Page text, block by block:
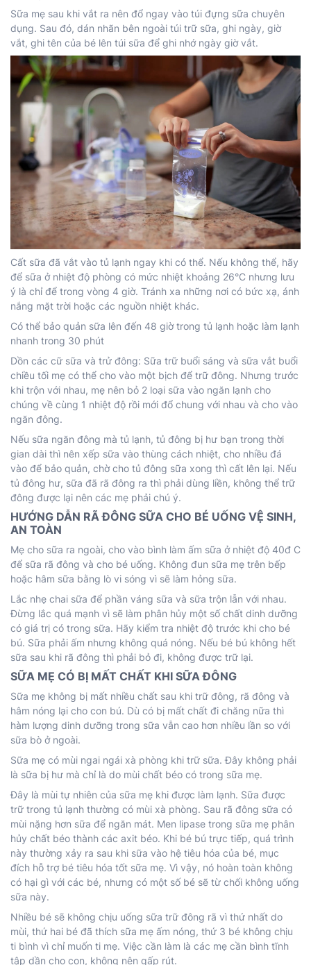
Sữa mẹ sau khi vắt ra nên đổ ngay vào túi đựng sữa chuyên
dụng. Sau đó, dán nhãn bên ngoài túi trữ sữa, ghi ngày, giờ
vắt, ghi tên của bé lên túi sữa để ghi nhớ ngày giờ vắt.
Cất sữa đã vắt vào tủ lạnh ngay khi có thể. Nếu không thể, hãy
để sữa ở nhiệt độ phòng có mức nhiệt khoảng 26°C nhưng lưu
ý là chỉ để trong vòng 4 giờ. Tránh xa những nơi có bức xạ, ánh
nắng mặt trời hoặc các nguồn nhiệt khác.
Có thể bảo quản sữa lên đến 48 giờ trong tủ lạnh hoặc làm lạnh
nhanh trong 30 phút
Dồn các cữ sữa và trử đông: Sữa trữ buổi sáng và sữa vắt buổi
chiều tối mẹ có thể cho vào một bịch để trữ đông. Nhưng trước
khi trộn với nhau, mẹ nên bỏ 2 loại sữa vào ngăn lạnh cho
chúng về cùng 1 nhiệt độ rồi mới đổ chung với nhau và cho vào
ngăn đông.
Nếu sữa ngăn đông mà tủ lạnh, tủ đông bị hư bạn trong thời
gian dài thì nên xếp sữa vào thùng cách nhiệt, cho nhiều đá
vào để bảo quản, chờ cho tủ đông sữa xong thì cất lên lại. Nếu
tủ đông hư, sữa đã rã đông ra thì phải dùng liền, không thể trữ
đông được lại nên các mẹ phải chú ý.
HƯỚNG DẪN RÃ ĐÔNG SỮA CHO BÉ UỐNG VỆ SINH,
AN TOÀN
Mẹ cho sữa ra ngoài, cho vào bình làm ấm sữa ở nhiệt độ 40đ C
để sữa rã đông và cho bé uống. Không đun sữa mẹ trên bếp
hoặc hâm sữa bằng lò vi sóng vì sẽ làm hỏng sữa.
Lắc nhẹ chai sữa để phần váng sữa và sữa trộn lẫn với nhau.
Đừng lắc quá mạnh vì sẽ làm phân hủy một số chất dinh dưỡng
có giá trị có trong sữa. Hãy kiểm tra nhiệt độ trước khi cho bé
bú. Sữa phải ấm nhưng không quá nóng. Nếu bé bú không hết
sữa sau khi rã đông thì phải bỏ đi, không được trữ lại.
SỮA MẸ CÓ BỊ MẤT CHẤT KHI SỮA ĐÔNG
Sữa mẹ không bị mất nhiều chất sau khi trữ đông, rã đông và
hâm nóng lại cho con bú. Dù có bị mất chất đi chăng nữa thì
hàm lượng dinh dưỡng trong sữa vẫn cao hơn nhiều lần so với
sữa bò ở ngoài.
Sữa mẹ có mùi ngai ngái xà phòng khi trữ sữa. Đây không phải
là sữa bị hư mà chỉ là do mùi chất béo có trong sữa mẹ.
Đây là mùi tự nhiên của sữa mẹ khi được làm lạnh. Sữa được
trữ trong tủ lạnh thường có mùi xà phòng. Sau rã đông sữa có
mùi nặng hơn sữa để ngăn mát. Men lipase trong sữa mẹ phân
hủy chất béo thành các axit béo. Khi bé bú trực tiếp, quá trình
này thường xảy ra sau khi sữa vào hệ tiêu hóa của bé, mục
đích hỗ trợ bé tiêu hóa tốt sữa mẹ. Vì vậy, nó hoàn toàn không
có hại gì với các bé, nhưng có một số bé sẽ từ chối không uống
sữa này.
Nhiều bé sẽ không chịu uống sữa trữ đông rã vì thứ nhất do
mùi, thứ hai bé đã thích sữa mẹ ấm nóng, thứ 3 bé không chịu
ti bình vì chỉ muốn ti mẹ. Việc cần làm là các mẹ cần bình tĩnh
tập dần cho con, không nên gấp rút.